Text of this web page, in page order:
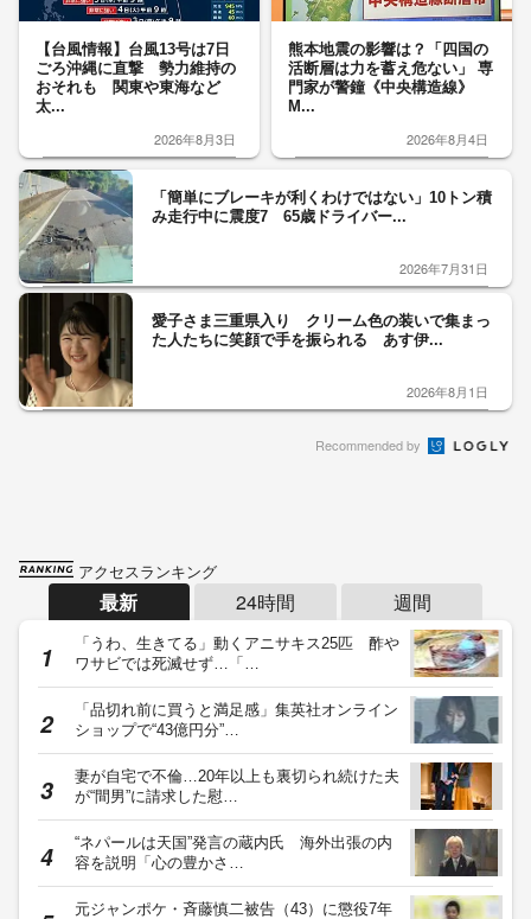
【台風情報】台風13号は7日
ごろ沖縄に直撃 勢力維持の
おそれも 関東や東海など
太...
2026年8月3日
熊本地震の影響は？「四国の
活断層は力を蓄え危ない」 専
門家が警鐘《中央構造線》
M...
2026年8月4日
「簡単にブレーキが利くわけではない」10トン積
み走行中に震度7 65歳ドライバー...
2026年7月31日
愛子さま三重県入り クリーム色の装いで集まっ
た人たちに笑顔で手を振られる あす伊...
2026年8月1日
Recommended by
アクセスランキング
最新 24時間 週間
「うわ、生きてる」動くアニサキス25匹 酢や
ワサビでは死滅せず…「…
「品切れ前に買うと満足感」集英社オンライン
ショップで“43億円分”…
妻が自宅で不倫…20年以上も裏切られ続けた夫
が“間男”に請求した慰…
“ネパールは天国”発言の蔵内氏 海外出張の内
容を説明「心の豊かさ…
元ジャンポケ・斉藤慎二被告（43）に懲役7年